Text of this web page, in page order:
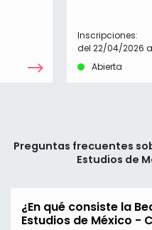
Inscripciones:
del 22/04/2026
Abierta
Preguntas frecuentes
Estudios de
¿En qué consiste la
Estudios de México -